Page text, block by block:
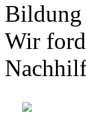
Bildung
Wir